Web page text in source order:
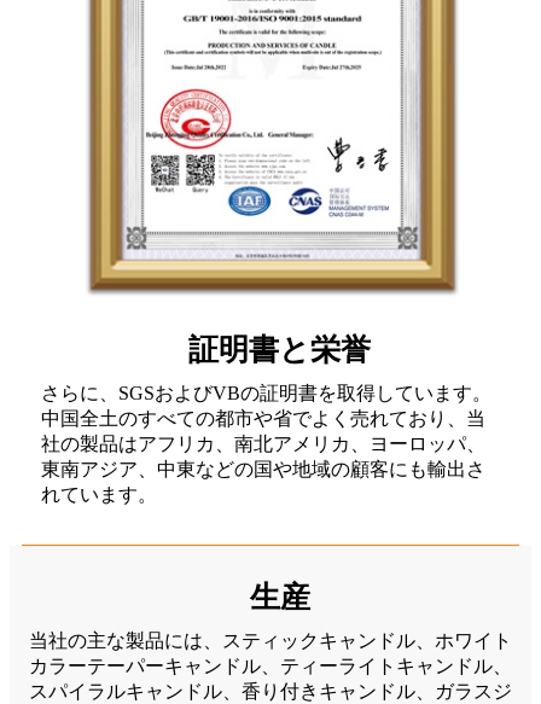
証明書と栄誉
さらに、SGSおよびVBの証明書を取得しています。
中国全土のすべての都市や省でよく売れており、当
社の製品はアフリカ、南北アメリカ、ヨーロッパ、
東南アジア、中東などの国や地域の顧客にも輸出さ
れています。
生産
当社の主な製品には、スティックキャンドル、ホワイト
カラーテーパーキャンドル、ティーライトキャンドル、
スパイラルキャンドル、香り付きキャンドル、ガラスジ